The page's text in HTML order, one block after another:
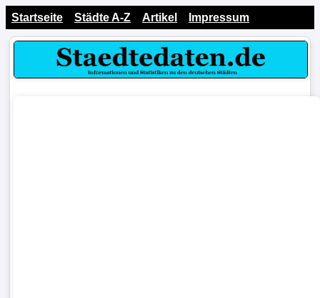
Startseite Städte A-Z Artikel Impressum